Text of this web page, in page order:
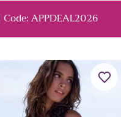
| Code: APPDEAL2026